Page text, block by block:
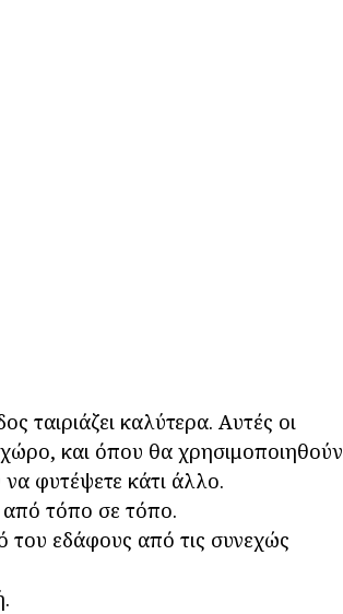
ταιριάζει καλύτερα. Αυτές οι
και όπου θα χρησιμοποιηθούν
φυτέψετε κάτι άλλο.
από τόπο σε τόπο.
του εδάφους από τις συνεχώς